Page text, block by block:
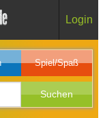
Login
Spiel/Spaß